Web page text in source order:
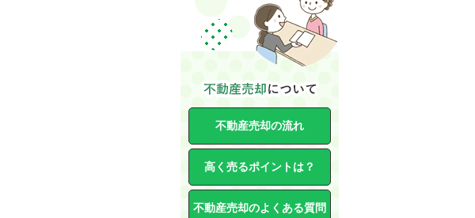
不動産売却の流れ
高く売るポイントは？
不動産売却のよくある質問